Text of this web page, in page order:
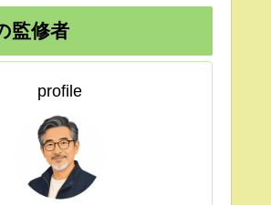
監修者
profile